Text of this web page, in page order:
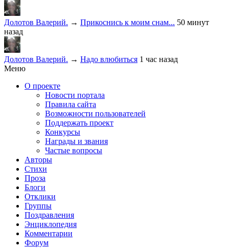
Долотов Валерий. → Прикоснись к моим снам... 50 минут
назад
Долотов Валерий. → Надо влюбиться 1 час назад
Меню
О проекте
Новости портала
Правила сайта
Возможности пользователей
Поддержать проект
Конкурсы
Награды и звания
Частые вопросы
Авторы
Стихи
Проза
Блоги
Отклики
Группы
Поздравления
Энциклопедия
Комментарии
Форум